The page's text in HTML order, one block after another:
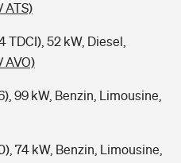
ATS)
TDCI), 52 kW, Diesel,
AVO)
99 kW, Benzin, Limousine,
74 kW, Benzin, Limousine,